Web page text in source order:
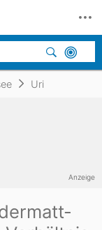
Uri
Anzeige